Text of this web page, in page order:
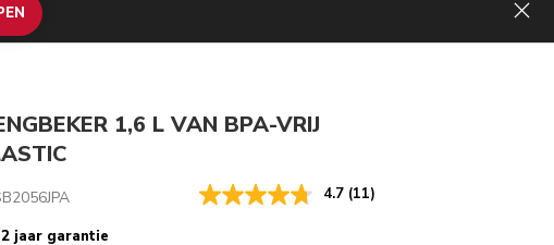
1,6 L VAN BPA-VRIJ
4.7 (11)
2 jaar garantie